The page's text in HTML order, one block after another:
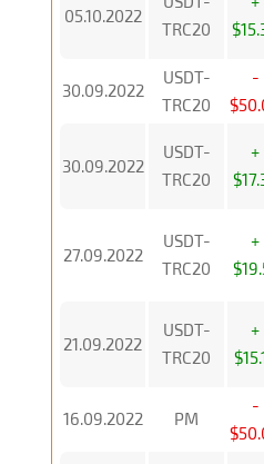
05.10.2022
TRC20
30.09.2022
USDT-
TRC20
-
30.09.2022
USDT-
TRC20
+
27.09.2022
USDT-
TRC20
+
21.09.2022
USDT-
TRC20
+
16.09.2022 PM
-